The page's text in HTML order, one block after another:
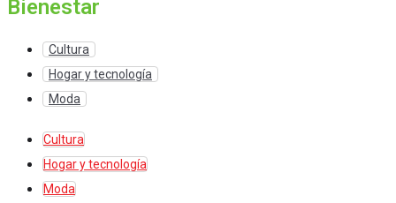
Bienestar
Cultura
Hogar y tecnología
Moda
Cultura
Hogar y tecnología
Moda